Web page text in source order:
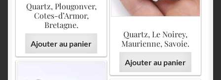
Quartz, Plougonver,
Cotes-d’Armor,
Bretagne.
Ajouter au panier
Quartz, Le Noirey,
Maurienne, Savoie.
Ajouter au panier